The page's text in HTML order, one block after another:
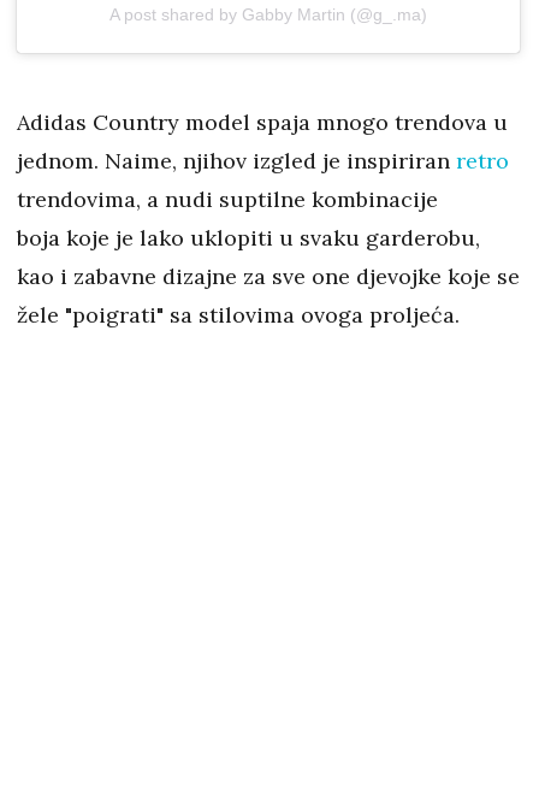
A post shared by Gabby Martin (@g_.ma)
Adidas Country model spaja mnogo trendova u
jednom. Naime, njihov izgled je inspiriran retro
trendovima, a nudi suptilne kombinacije
boja koje je lako uklopiti u svaku garderobu,
kao i zabavne dizajne za sve one djevojke koje se
žele "poigrati" sa stilovima ovoga proljeća.